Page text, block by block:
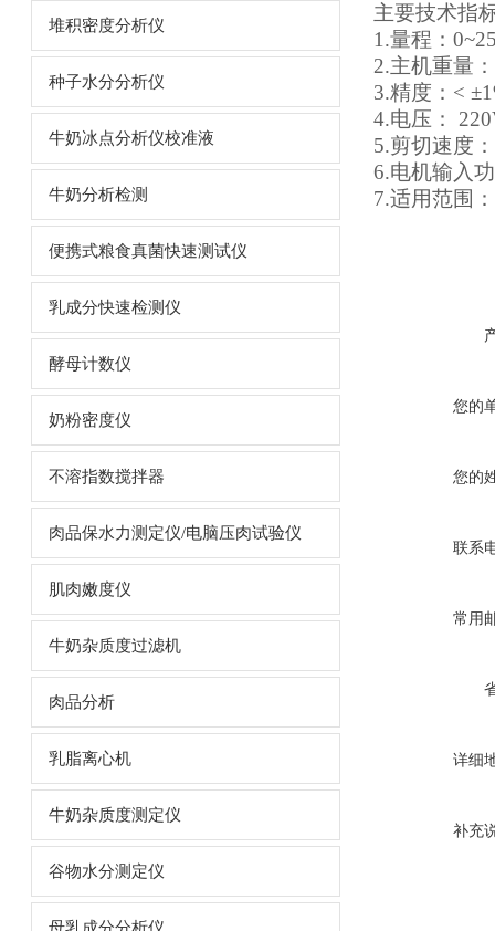
堆积密度分析仪
种子水分分析仪
牛奶冰点分析仪校准液
牛奶分析检测
便携式粮食真菌快速测试仪
乳成分快速检测仪
酵母计数仪
奶粉密度仪
不溶指数搅拌器
肉品保水力测定仪/电脑压肉试验仪
肌肉嫩度仪
牛奶杂质度过滤机
肉品分析
乳脂离心机
牛奶杂质度测定仪
谷物水分测定仪
主要技术指
1.量程：
2.主机重量
3.精度
4.电压：
5.剪切速
6.电机输入
7.适用范围
您的
您的
联系
常用
详细
补充